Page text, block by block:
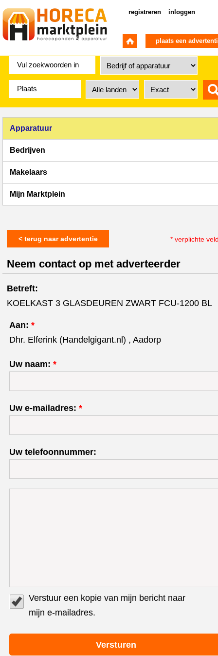
registreren inloggen
plaats een
Apparatuur
Bedrijven
Makelaars
Mijn Marktplein
< terug naar advertentie * verplichte
Neem contact op met adverteerder
Betreft:
KOELKAST 3 GLASDEUREN ZWART FCU-1200 BL
Aan: *
Dhr. Elferink (Handelgigant.nl) , Aadorp
Uw naam: *
Uw e-mailadres: *
Uw telefoonnummer:
Verstuur een kopie van mijn bericht naar
mijn e-mailadres.